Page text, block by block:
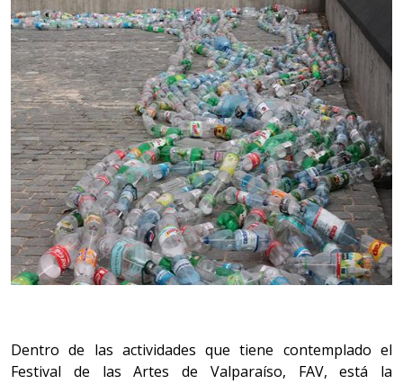
Dentro de las actividades que tiene contemplado el
Festival de las Artes de Valparaíso, FAV, está la